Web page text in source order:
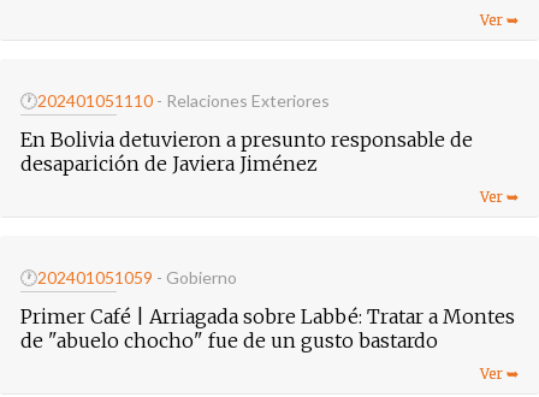
🕐202401051110 - Relaciones Exteriores
En Bolivia detuvieron a presunto responsable de
desaparición de Javiera Jiménez
🕐202401051059 - Gobierno
Primer Café | Arriagada sobre Labbé: Tratar a Montes
de "abuelo chocho" fue de un gusto bastardo